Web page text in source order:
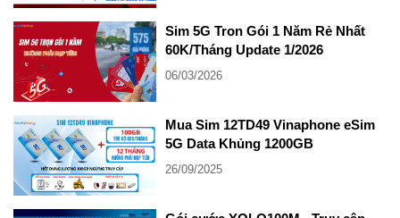
Sim 5G Tron Gói 1 Năm Rẻ Nhất
60K/Tháng Update 1/2026
06/03/2026
Mua Sim 12TD49 Vinaphone eSim
5G Data Khủng 1200GB
26/09/2025